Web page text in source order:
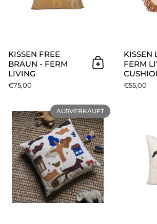
KISSEN FREE
BRAUN - FERM
LIVING
€75,00
In den
KISSEN
FERM
€55,00
AUSVERKAUFT